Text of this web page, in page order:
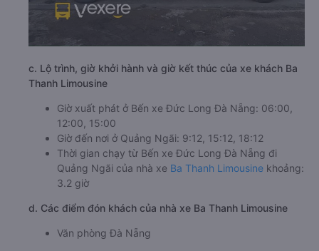
c. Lộ trình, giờ khởi hành và giờ kết thúc của xe khách Ba
Thanh Limousine
Giờ xuất phát ở Bến xe Đức Long Đà Nẵng: 06:00,
12:00, 15:00
Giờ đến nơi ở Quảng Ngãi: 9:12, 15:12, 18:12
Thời gian chạy từ Bến xe Đức Long Đà Nẵng đi
Quảng Ngãi của nhà xe Ba Thanh Limousine khoảng:
3.2 giờ
d. Các điểm đón khách của nhà xe Ba Thanh Limousine
Văn phòng Đà Nẵng